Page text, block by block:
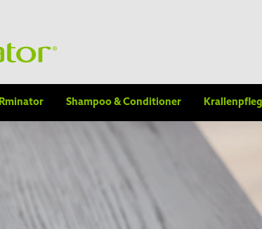
Shampoo & Conditioner